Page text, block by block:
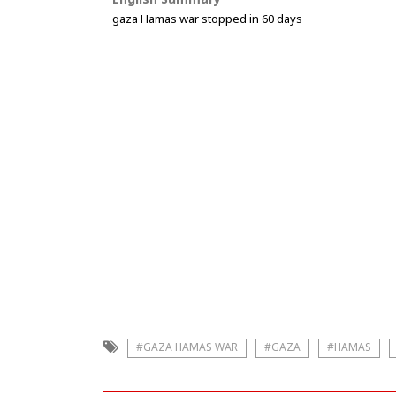
gaza Hamas war stopped in 60 days
#GAZA HAMAS WAR #GAZA #HAMAS